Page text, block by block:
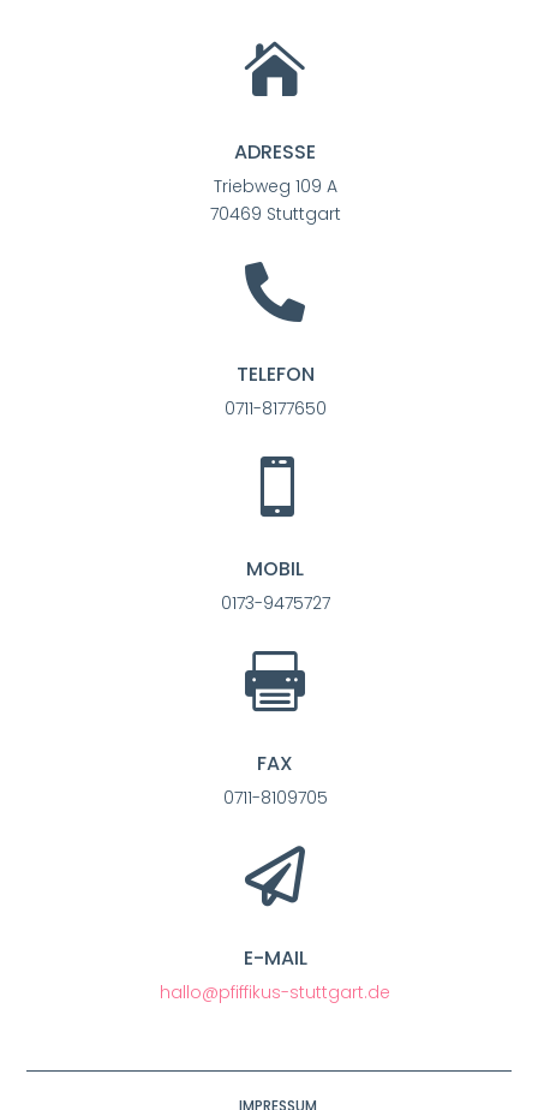

ADRESSE
Triebweg 109 A
70469 Stuttgart

TELEFON
0711-8177650

MOBIL
0173-9475727

FAX
0711-8109705

E-MAIL
hallo@pfiffikus-stuttgart.de
IMPRESSUM